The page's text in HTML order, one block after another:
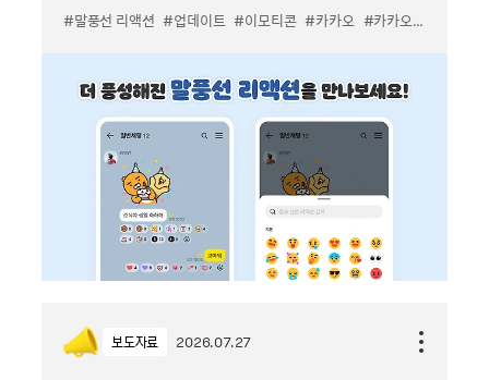
#말풍선 리액션 #업데이트 #이모티콘 #카카오 #카카오톡
보도자료 2026.07.27